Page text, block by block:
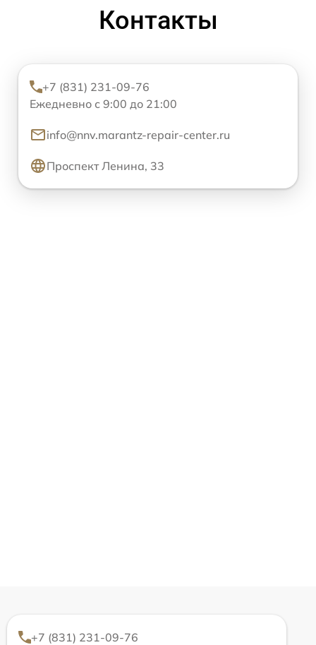
Контакты
+7 (831) 231-09-76
Ежедневно с 9:00 до 21:00
info@nnv.marantz-repair-center.ru
Проспект Ленина, 33
+7 (831) 231-09-76